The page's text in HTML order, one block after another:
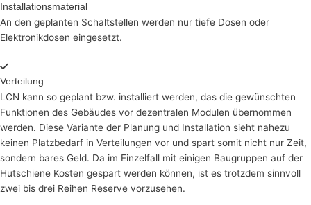
Installationsmaterial
An den geplanten Schaltstellen werden nur tiefe Dosen oder
Elektronikdosen eingesetzt.
Verteilung
LCN kann so geplant bzw. installiert werden, das die gewünschten
Funktionen des Gebäudes vor dezentralen Modulen übernommen
werden. Diese Variante der Planung und Installation sieht nahezu
keinen Platzbedarf in Verteilungen vor und spart somit nicht nur Zeit,
sondern bares Geld. Da im Einzelfall mit einigen Baugruppen auf der
Hutschiene Kosten gespart werden können, ist es trotzdem sinnvoll
zwei bis drei Reihen Reserve vorzusehen.